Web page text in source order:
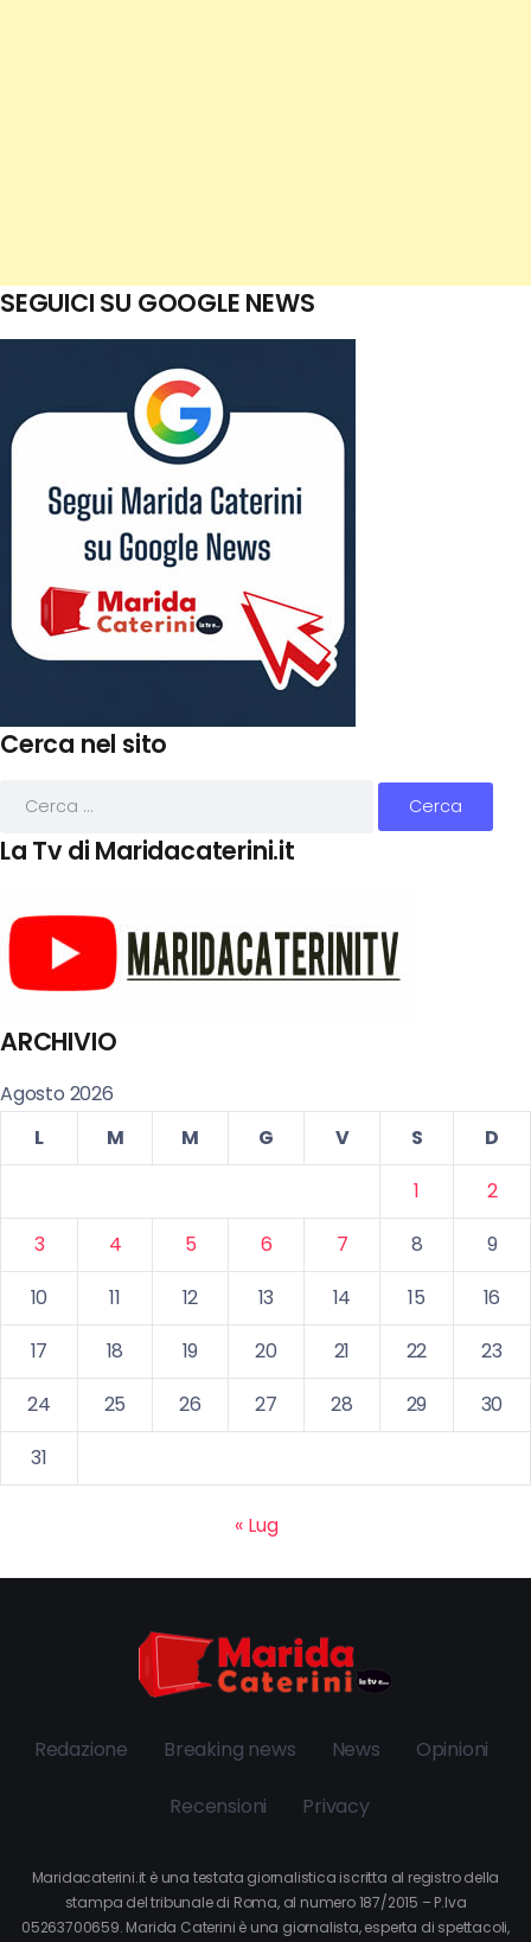
SEGUICI SU GOOGLE NEWS
Cerca nel sito
La Tv di Maridacaterini.it
ARCHIVIO
Agosto 2026
L
M M G V S
D
1
2
3
4 5 6 7 8
9
10
11 12 13 14 15
16
17
18 19 20 21 22
23
24
25 26 27 28 29
30
31
« Lug
Redazione Breaking news News Opinioni
Recensioni Privacy
Maridacaterini.it è una testata giornalistica iscritta al registro della
stampa del tribunale di Roma, al numero 187/2015 – P.Iva
05263700659. Marida Caterini è una giornalista, esperta di spettacoli,